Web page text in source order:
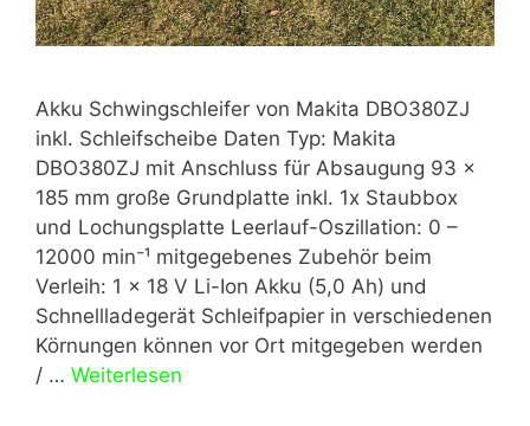
Akku Schwingschleifer von Makita DBO380ZJ
inkl. Schleifscheibe Daten Typ: Makita
DBO380ZJ mit Anschluss für Absaugung 93 x
185 mm große Grundplatte inkl. 1x Staubbox
und Lochungsplatte Leerlauf-Oszillation: 0 –
12000 min⁻¹ mitgegebenes Zubehör beim
Verleih: 1 x 18 V Li-Ion Akku (5,0 Ah) und
Schnellladegerät Schleifpapier in verschiedenen
Körnungen können vor Ort mitgegeben werden
/ … Weiterlesen